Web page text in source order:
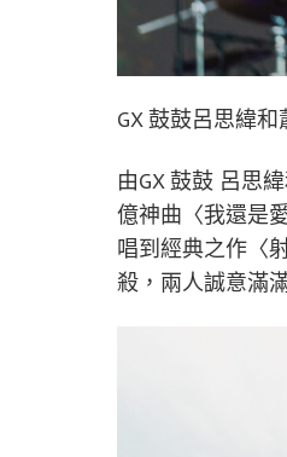
GX 鼓鼓呂思緯
由GX 鼓鼓 呂思
億神曲〈我還是
唱到經典之作〈
殺，兩人誠意滿